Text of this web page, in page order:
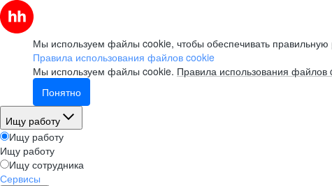
Мы используем файлы cookie, чтобы обеспечивать правильную
Правила использования файлов cookie
Мы используем файлы cookie. Правила использования файлов
Понятно
Ищу работу
Ищу работу
Ищу работу
Ищу сотрудника
Сервисы